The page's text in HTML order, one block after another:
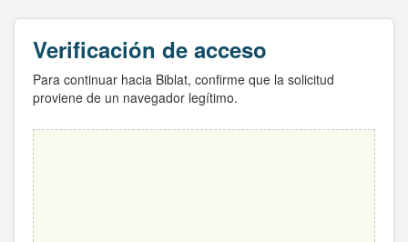
Verificación de acceso
Para continuar hacia Biblat, confirme que la solicitud
proviene de un navegador legítimo.